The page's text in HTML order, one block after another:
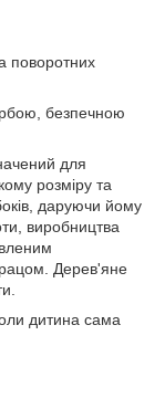
поворотних
безпечною
для
розміру та
даруючи йому
виробництва
Дерев'яне
дитина сама